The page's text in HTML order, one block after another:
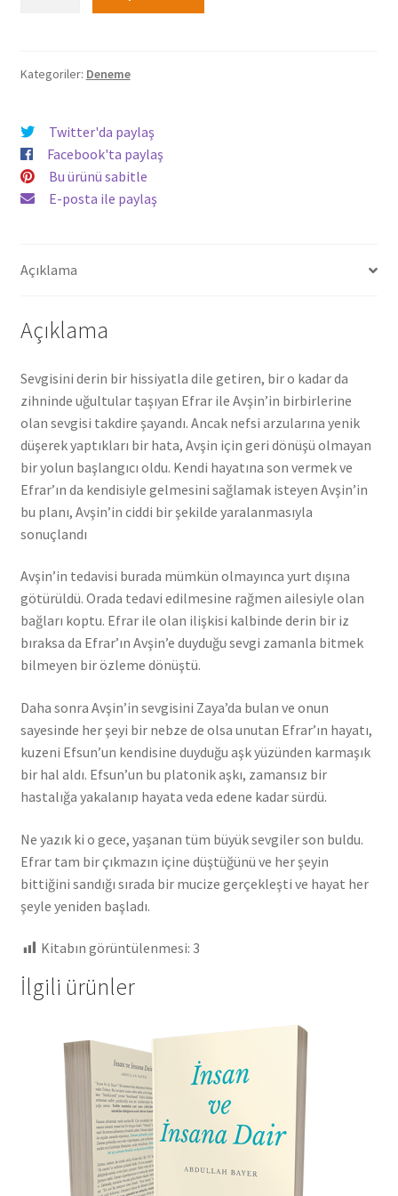
152,00₺.
Yalçıntaş
Kategoriler: Deneme
Twitter'da paylaş
Facebook'ta paylaş
Bu ürünü sabitle
E-posta ile paylaş
Açıklama
Açıklama
Sevgisini derin bir hissiyatla dile getiren, bir o kadar da
zihninde uğultular taşıyan Efrar ile Avşin’in birbirlerine
olan sevgisi takdire şayandı. Ancak nefsi arzularına yenik
düşerek yaptıkları bir hata, Avşin için geri dönüşü olmayan
bir yolun başlangıcı oldu. Kendi hayatına son vermek ve
Efrar’ın da kendisiyle gelmesini sağlamak isteyen Avşin’in
bu planı, Avşin’in ciddi bir şekilde yaralanmasıyla
sonuçlandı
Avşin’in tedavisi burada mümkün olmayınca yurt dışına
götürüldü. Orada tedavi edilmesine rağmen ailesiyle olan
bağları koptu. Efrar ile olan ilişkisi kalbinde derin bir iz
bıraksa da Efrar’ın Avşin’e duyduğu sevgi zamanla bitmek
bilmeyen bir özleme dönüştü.
Daha sonra Avşin’in sevgisini Zaya’da bulan ve onun
sayesinde her şeyi bir nebze de olsa unutan Efrar’ın hayatı,
kuzeni Efsun’un kendisine duyduğu aşk yüzünden karmaşık
bir hal aldı. Efsun’un bu platonik aşkı, zamansız bir
hastalığa yakalanıp hayata veda edene kadar sürdü.
Ne yazık ki o gece, yaşanan tüm büyük sevgiler son buldu.
Efrar tam bir çıkmazın içine düştüğünü ve her şeyin
bittiğini sandığı sırada bir mucize gerçekleşti ve hayat her
şeyle yeniden başladı.
Kitabın görüntülenmesi: 3
İlgili ürünler